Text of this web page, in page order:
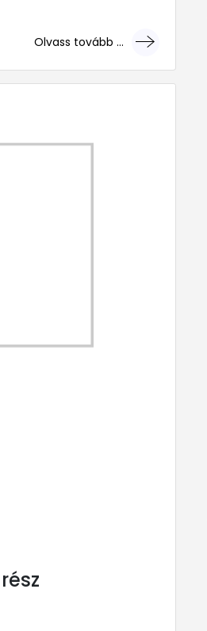
Olvass tovább ...
... mert megéri!